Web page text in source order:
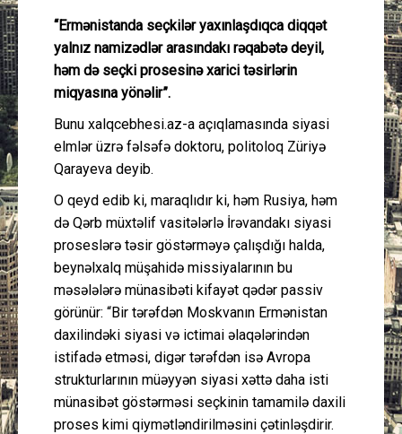
Gündəm
Cəmiyyət
Peşə etikası
“Ermənistanda seçkilər yaxınlaşdıqca diqqət
yalnız namizədlər arasındakı rəqabətə deyil,
həm də seçki prosesinə xarici təsirlərin
miqyasına yönəlir”.
Bunu xalqcebhesi.az-a açıqlamasında siyasi
elmlər üzrə fəlsəfə doktoru, politoloq Züriyə
Qarayeva deyib.
O qeyd edib ki, maraqlıdır ki, həm Rusiya, həm
də Qərb müxtəlif vasitələrlə İrəvandakı siyasi
proseslərə təsir göstərməyə çalışdığı halda,
beynəlxalq müşahidə missiyalarının bu
məsələlərə münasibəti kifayət qədər passiv
görünür: “Bir tərəfdən Moskvanın Ermənistan
daxilindəki siyasi və ictimai əlaqələrindən
istifadə etməsi, digər tərəfdən isə Avropa
strukturlarının müəyyən siyasi xəttə daha isti
münasibət göstərməsi seçkinin tamamilə daxili
proses kimi qiymətləndirilməsini çətinləşdirir.